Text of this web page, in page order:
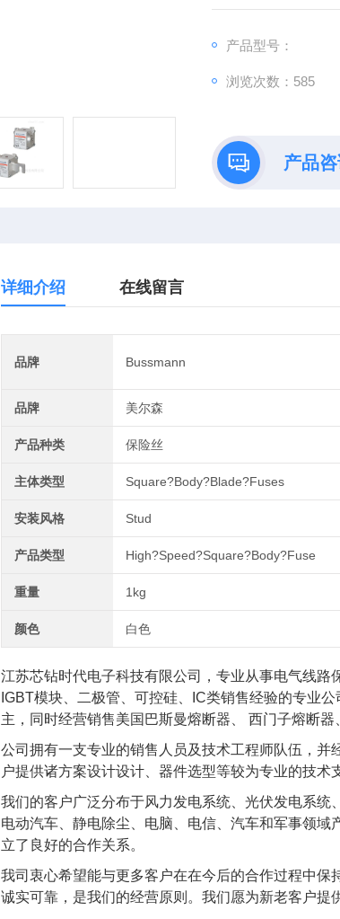
产品型号：
浏览次数：585
产品
详细介绍 在线留言
品牌 Bussmann
品牌 美尔森
产品种类 保险丝
主体类型 Square?Body?Blade?Fuses
安装风格 Stud
产品类型 High?Speed?Square?Body?Fuse
重量 1kg
颜色 白色
江苏芯钻时代电子科技有限公司，专业从事电气线
IGBT模块、二极管、可控硅、IC类销售经验的专业
主，同时经营销售美国巴斯曼熔断器、 西门子熔断
公司拥有一支专业的销售人员及技术工程师队伍，
户提供诸方案设计设计、器件选型等较为专业的技
我们的客户广泛分布于风力发电系统、光伏发电系
电动汽车、静电除尘、电脑、电信、汽车和军事领
立了良好的合作关系。
我司衷心希望能与更多客户在在今后的合作过程中
诚实可靠，是我们的经营原则。我们愿为新老客户提